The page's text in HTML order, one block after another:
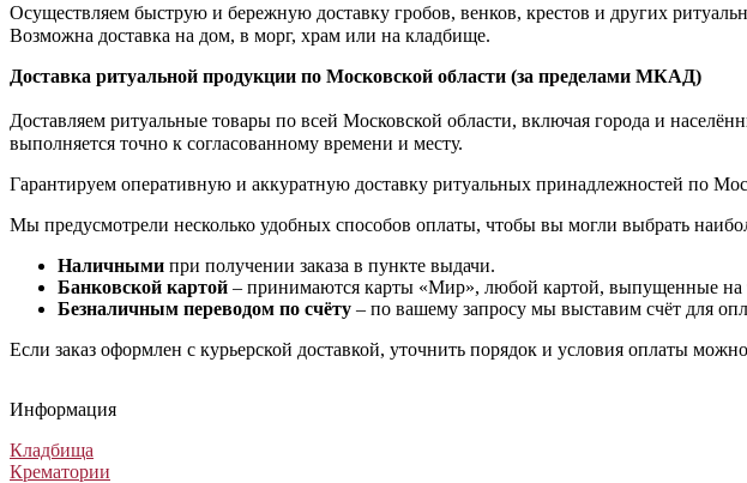
Осуществляем быструю и бережную доставку гробов, венков, крестов и других
Возможна доставка на дом, в морг, храм или на кладбище.
Доставка ритуальной продукции по Московской области (за пределами МКАД)
Доставляем ритуальные товары по всей Московской области, включая города и
выполняется точно к согласованному времени и месту.
Гарантируем оперативную и аккуратную доставку ритуальных принадлежностей по
Мы предусмотрели несколько удобных способов оплаты, чтобы вы могли выбрать
Наличными при получении заказа в пункте выдачи.
Банковской картой – принимаются карты «Мир», любой картой, выпущенные на
Безналичным переводом по счёту – по вашему запросу мы выставим счёт для
Если заказ оформлен с курьерской доставкой, уточнить порядок и условия оплаты
Информация
Кладбища
Крематории